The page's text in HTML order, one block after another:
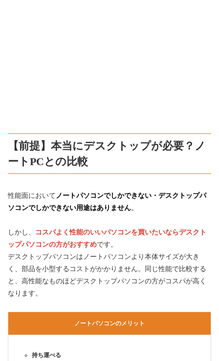
【前提】本当にデスクトップが必要？ノ
ートPCとの比較
性能面において ノートパソコンでしかできない・デスクトップパ
ソコンでしかできない用途はありません。
しかし、
コスパよく性能のいいパソコンを買いたいならデスクト
ップパソコンの方がおすすめです。
デスクトップパソコンはノートパソコンより本体サイズが大き
く、部品を小型するコストがかかりません。同じ性能で比較する
と、高性能なものほどデスクトップパソコンの方がコスパが高く
なります。
ノートパソコンのメリット
持ち運べる